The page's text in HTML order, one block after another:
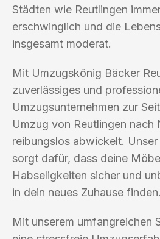
Städten wie Reutlingen
erschwinglich und die
insgesamt moderat.
Mit Umzugskönig Bäcker
zuverlässiges und
Umzugsunternehmen zur
Umzug von Reutlingen nach
reibungslos abwickelt.
sorgt dafür, dass deine
Habseligkeiten sicher und
in dein neues Zuhause finden.
Mit unserem umfangreichen